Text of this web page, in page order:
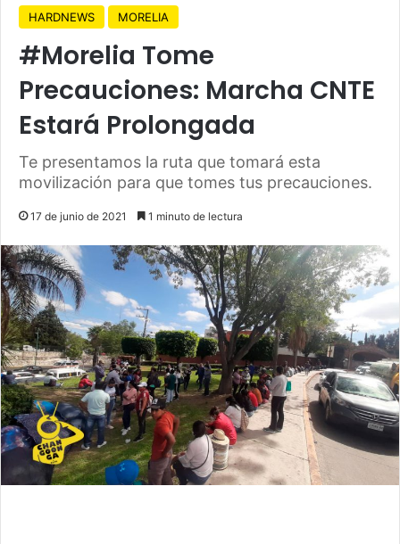
HARDNEWS MORELIA
#Morelia Tome
Precauciones: Marcha CNTE
Estará Prolongada
Te presentamos la ruta que tomará esta
movilización para que tomes tus precauciones.
17 de junio de 2021 1 minuto de lectura